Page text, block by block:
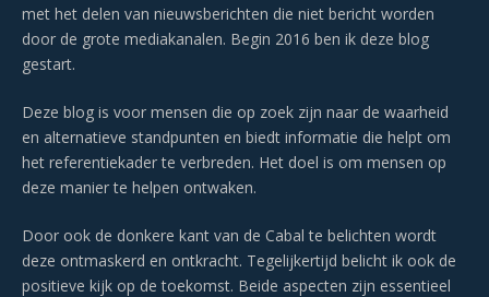
met het delen van nieuwsberichten die niet bericht worden
door de grote mediakanalen. Begin 2016 ben ik deze blog
gestart.
Deze blog is voor mensen die op zoek zijn naar de waarheid
en alternatieve standpunten en biedt informatie die helpt om
het referentiekader te verbreden. Het doel is om mensen op
deze manier te helpen ontwaken.
Door ook de donkere kant van de Cabal te belichten wordt
deze ontmaskerd en ontkracht. Tegelijkertijd belicht ik ook de
positieve kijk op de toekomst. Beide aspecten zijn essentieel